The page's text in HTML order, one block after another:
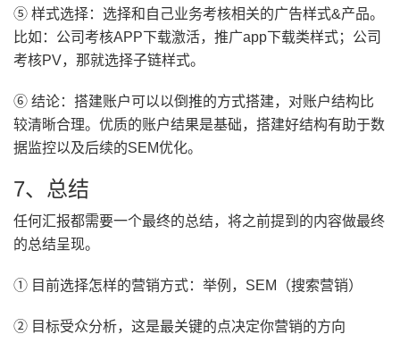
⑤ 样式选择：选择和自己业务考核相关的广告样式&产品。
比如：公司考核APP下载激活，推广app下载类样式；公司
考核PV，那就选择子链样式。
⑥ 结论：搭建账户可以以倒推的方式搭建，对账户结构比
较清晰合理。优质的账户结果是基础，搭建好结构有助于数
据监控以及后续的SEM优化。
7、总结
任何汇报都需要一个最终的总结，将之前提到的内容做最终
的总结呈现。
① 目前选择怎样的营销方式：举例，SEM（搜索营销）
② 目标受众分析，这是最关键的点决定你营销的方向